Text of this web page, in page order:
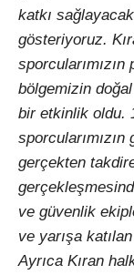
katkı
gösteriyoruz.
bölgemizin
bir etkinlik oldu.
gerçekten
ve güvenlik
ve yarışa
Ayrıca Kıran